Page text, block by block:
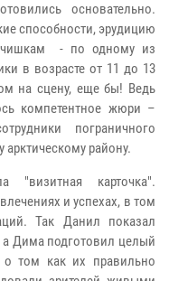
основательно.
способности, эрудицию
- по одному из
в возрасте от 11 до 13
на сцену, еще бы! Ведь
компетентное жюри –
пограничного
району.
"визитная карточка".
и успехах, в том
Так Данил показал
Дима подготовил целый
том как их правильно